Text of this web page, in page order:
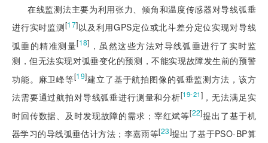
在线监测法主要为利用张力、倾角和温度传感器对导线弧垂
进行实时监测[17]以及利用GPS定位或北斗差分定位实现对导线
弧垂的精准测量[18] ，虽然这些方法对导线弧垂进行了实时监
测，但无法实现对弧垂变化的预测，不能实现故障发生前的预警
功能。麻卫峰等[19]建立了基于航拍图像的弧垂监测方法，该方
法需要通过航拍对导线弧垂进行测量和分析[19-21]，无法满足实
时回传数据、及时发现故障的需求；宰红斌等[22]提出了基于机
器学习的导线弧垂估计方法；李嘉雨等[23]提出了基于PSO-BP算